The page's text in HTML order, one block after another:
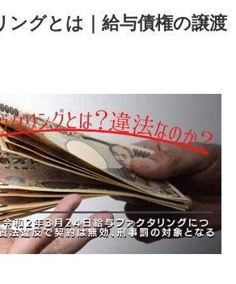
ングとは｜給与債権の譲渡